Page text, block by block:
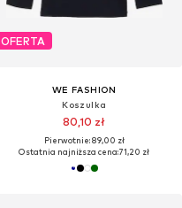
OFERTA
WE FASHION
Koszulka
80,10 zł
Pierwotnie: 89,00 zł
Ostatnia najniższa cena:71,20 zł